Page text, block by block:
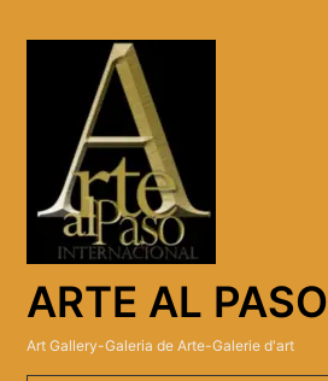
ARTE AL PASO
Art Gallery-Galeria de Arte-Galerie d'art